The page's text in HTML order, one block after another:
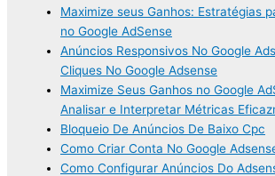
Maximize seus Ganhos: Estratégias
no Google AdSense
Anúncios Responsivos No Google
Cliques No Google Adsense
Maximize Seus Ganhos no Google
Analisar e Interpretar Métricas
Bloqueio De Anúncios De Baixo Cpc
Como Criar Conta No Google
Como Configurar Anúncios Do